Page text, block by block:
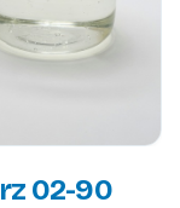
02-90